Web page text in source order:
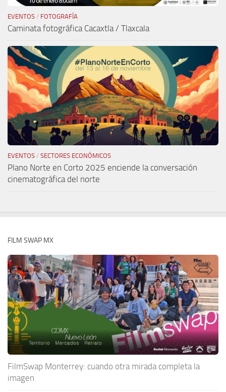
EVENTOS / FOTOGRAFÍA
Caminata fotográfica Cacaxtla / Tlaxcala
EVENTOS / SECTORES ECONÓMICOS
Plano Norte en Corto 2025 enciende la conversación
cinematográfica del norte
FILM SWAP MX
FilmSwap Monterrey: cuando otra mirada completa la
imagen